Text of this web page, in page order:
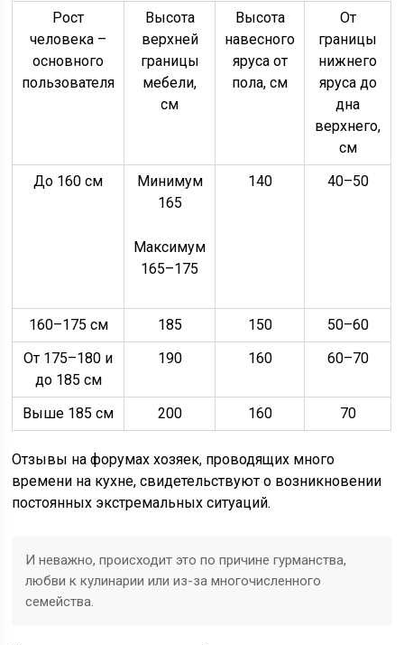
Рост
человека –
основного
пользователя
Высота
верхней
границы
мебели,
см
Высота
навесного
яруса от
пола, см
От
границы
нижнего
яруса до
дна
верхнего,
см
До 160 см
Минимум
165
Максимум
165–175
140 40–50
160–175 см 185 150
50–60
От 175–180 и
до 185 см
190 160 60–70
Выше 185 см 200 160 70
Отзывы на форумах хозяек, проводящих много
времени на кухне, свидетельствуют о возникновении
постоянных экстремальных ситуаций.
И неважно, происходит это по причине гурманства,
любви к кулинарии или из-за многочисленного
семейства.